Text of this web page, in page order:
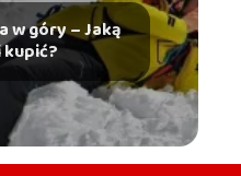
w góry – Jaką